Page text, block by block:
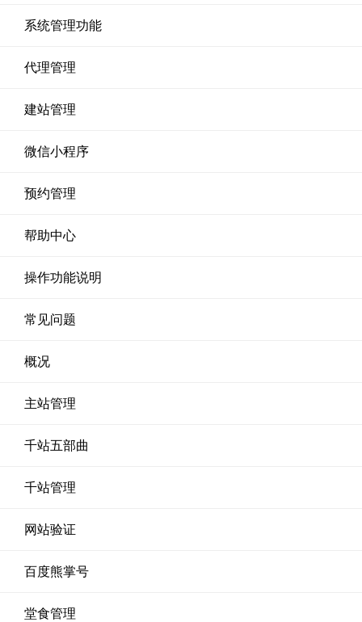
系统管理功能
代理管理
建站管理
微信小程序
预约管理
帮助中心
操作功能说明
常见问题
概况
主站管理
千站五部曲
千站管理
网站验证
百度熊掌号
堂食管理